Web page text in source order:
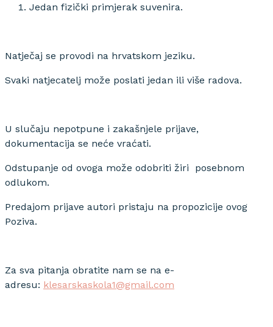
Jedan fizički primjerak suvenira.
Natječaj se provodi na hrvatskom jeziku.
Svaki natjecatelj može poslati jedan ili više radova.
U slučaju nepotpune i zakašnjele prijave,
dokumentacija se neće vraćati.
Odstupanje od ovoga može odobriti žiri posebnom
odlukom.
Predajom prijave autori pristaju na propozicije ovog
Poziva.
Za sva pitanja obratite nam se na e-
adresu: klesarskaskola1@gmail.com